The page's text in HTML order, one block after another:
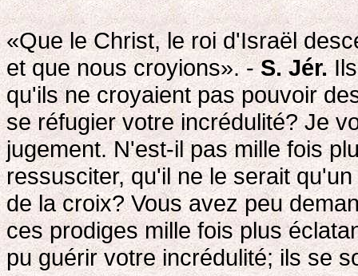
«Que le Christ, le roi d'Israël
et que nous croyions». -S. Jér.Ils
qu'ils ne croyaient pas pouvoir
se réfugier votre incrédulité? Je
jugement. N'est-il pas mille fois
ressusciter, qu'il ne le serait
de la croix? Vous avez peu
ces prodiges mille fois plus
pu guérir votre incrédulité; ils se